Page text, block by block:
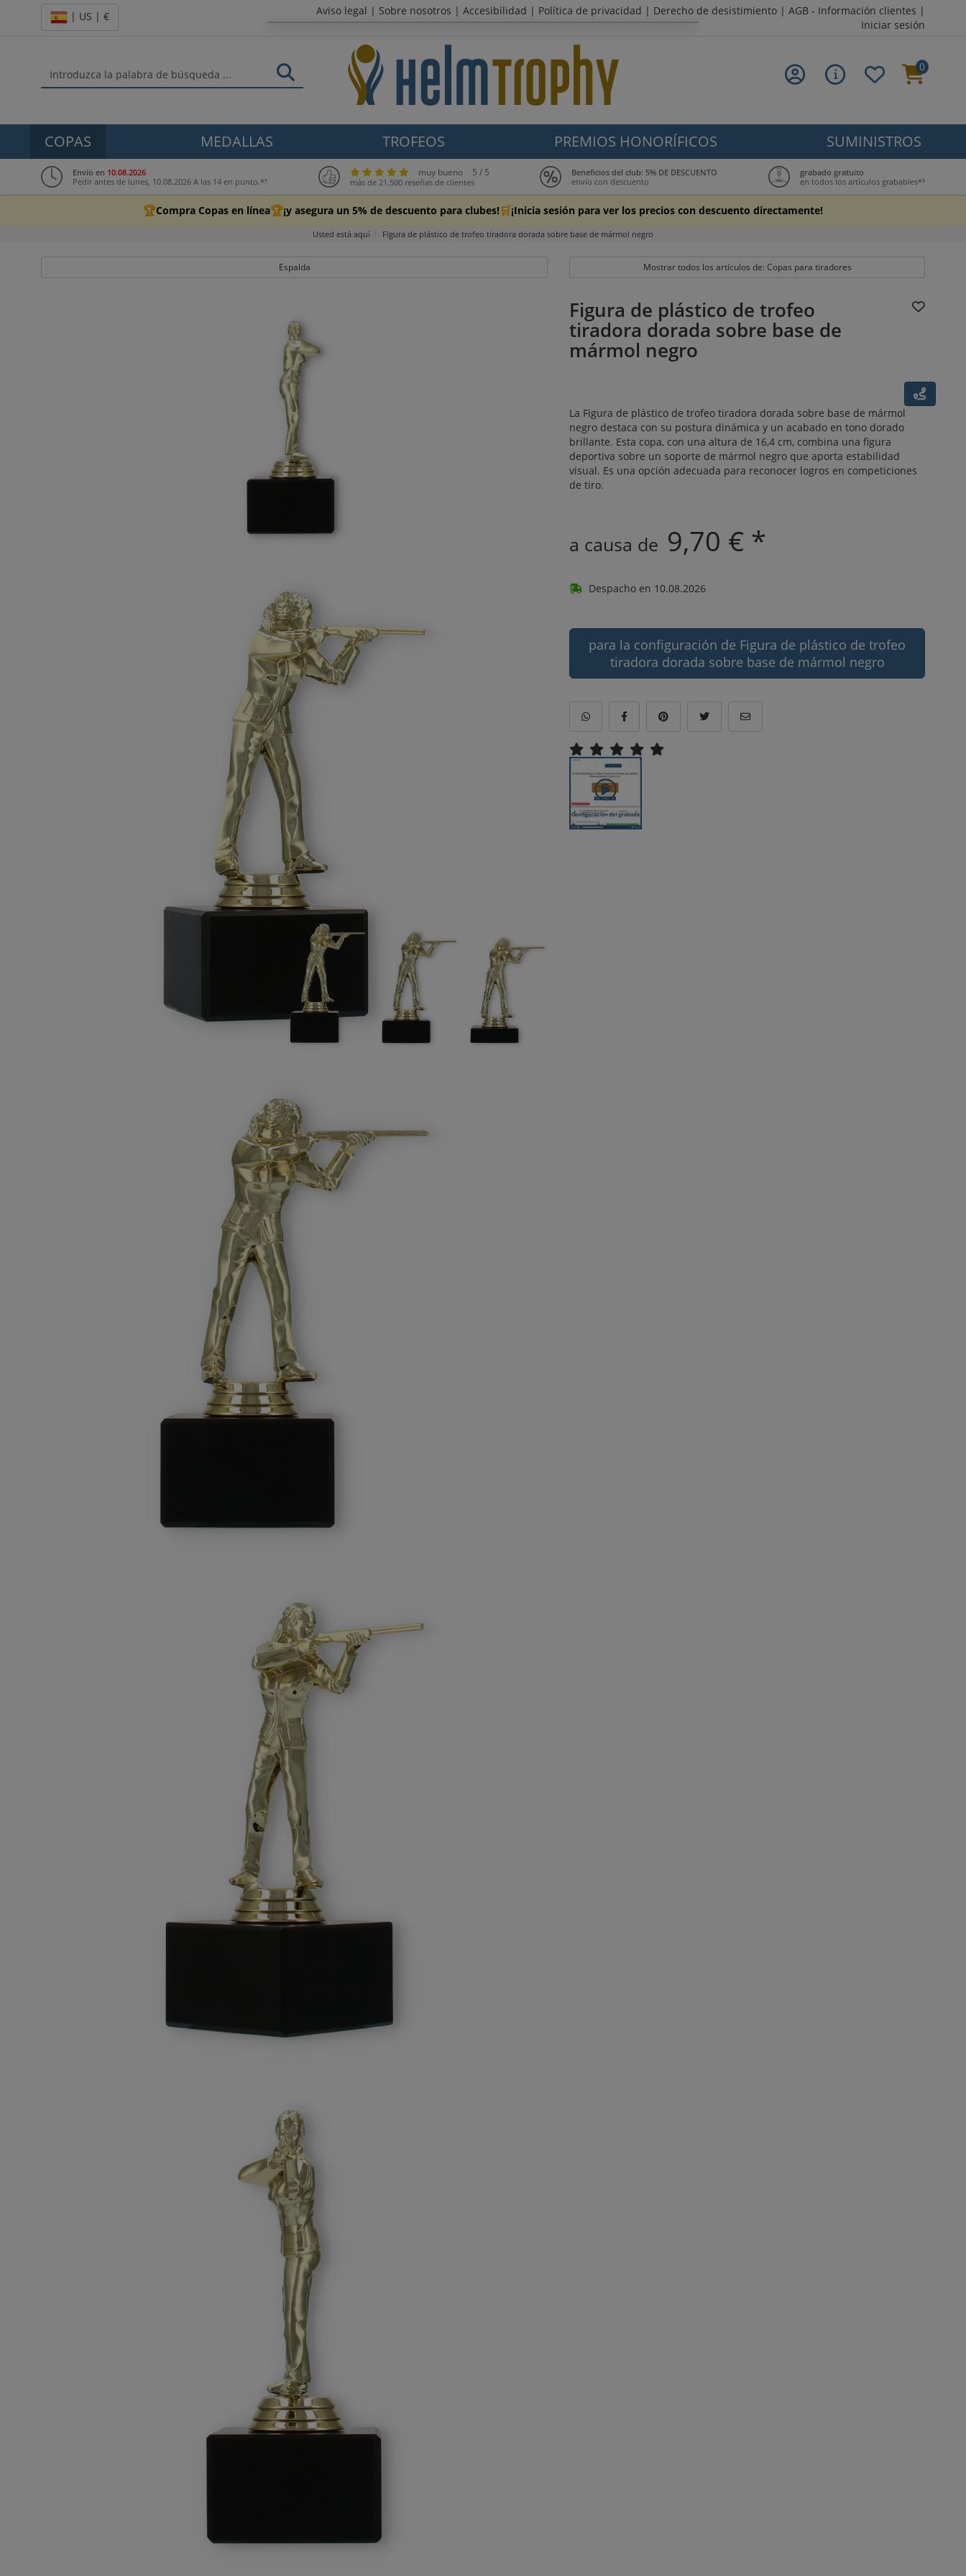
| US | € Aviso legal | Sobre nosotros | Accesibilidad | Política de privacidad | Derecho de desistimiento | AGB - Información clientes |
Iniciar sesión
0
COPAS MEDALLAS TROFEOS PREMIOS HONORÍFICOS SUMINISTROS
Envío en 10.08.2026
Pedir antes de lunes, 10.08.2026 A las 14 en punto.*¹
muy bueno 5 / 5
más de 21.500 reseñas de clientes
Beneficios del club: 5% DE DESCUENTO
envío con descuento
grabado gratuito
en todos los artículos grabables*³
🏆Compra Copas en línea🏆¡y asegura un 5% de descuento para clubes! 🛒¡Inicia sesión para ver los precios con descuento directamente!
Usted está aquí Figura de plástico de trofeo tiradora dorada sobre base de mármol negro
Espalda Mostrar todos los artículos de: Copas para tiradores
Figura de plástico de trofeo
tiradora dorada sobre base de
mármol negro
La Figura de plástico de trofeo tiradora dorada sobre base de mármol
negro destaca con su postura dinámica y un acabado en tono dorado
brillante. Esta copa, con una altura de 16,4 cm, combina una figura
deportiva sobre un soporte de mármol negro que aporta estabilidad
visual. Es una opción adecuada para reconocer logros en competiciones
de tiro.
a causa de 9,70 € *
Despacho en 10.08.2026
para la configuración de Figura de plástico de trofeo
tiradora dorada sobre base de mármol negro